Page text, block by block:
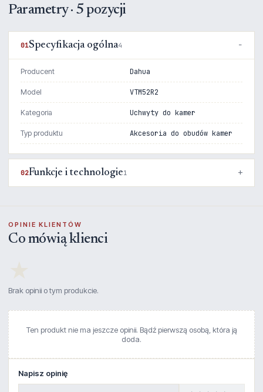
Parametry · 5 pozycji
01Specyfikacja ogólna4
Producent Dahua
Model VTM52R2
Kategoria Uchwyty do kamer
Typ produktu Akcesoria do obudów kamer
02Funkcje i technologie1
OPINIE KLIENTÓW
Co mówią klienci
Brak opinii o tym produkcie.
Ten produkt nie ma jeszcze opinii. Bądź pierwszą osobą, która ją
doda.
Napisz opinię